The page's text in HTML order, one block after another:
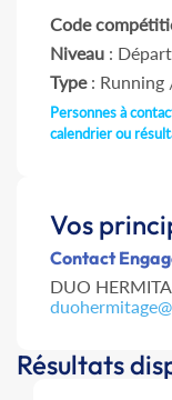
Code
Niveau :
Type: Running
Personnes à
calendrier ou
Vos
Contact
DUO
Résultats